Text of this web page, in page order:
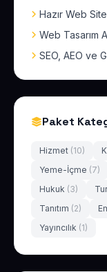
Hazır Web
Web Tasarım
SEO, AEO ve
Paket
Hizmet (10)
Yeme-İçme (7)
Hukuk (3)
Tanıtım (2)
Yayıncılık (1)